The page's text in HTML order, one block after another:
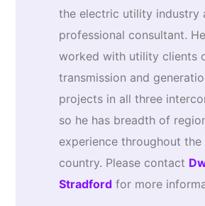
the electric utility industry
professional consultant.
worked with utility clients
transmission and
projects in all three
so he has breadth of
experience throughout the
country. Please contact
Stradford for more